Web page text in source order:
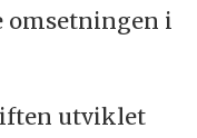
omsetningen i
utviklet